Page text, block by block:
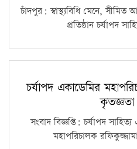
চাঁদপুর: স্বাস্থ্যবিধি মেনে,
প্রতিষ্ঠান চর্যাপদ
চর্যাপদ একাডেমির
কৃতজ্ঞতা
সংবাদ বিজ্ঞপ্তি: চর্যাপদ
মহাপরিচালক